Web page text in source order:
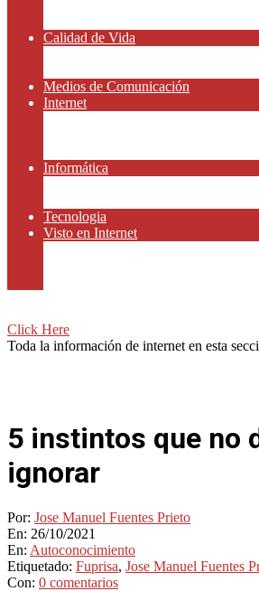
Calidad de Vida
Medios de Comunicación
Internet
Informática
Tecnologia
Visto en Internet
Click Here
Toda la información de internet en esta
5 instintos que no
ignorar
Por: Jose Manuel Fuentes Prieto
En: 26/10/2021
En: Autoconocimiento
Etiquetado: Fuprisa, Jose Manuel Fuentes
Con: 0 comentarios